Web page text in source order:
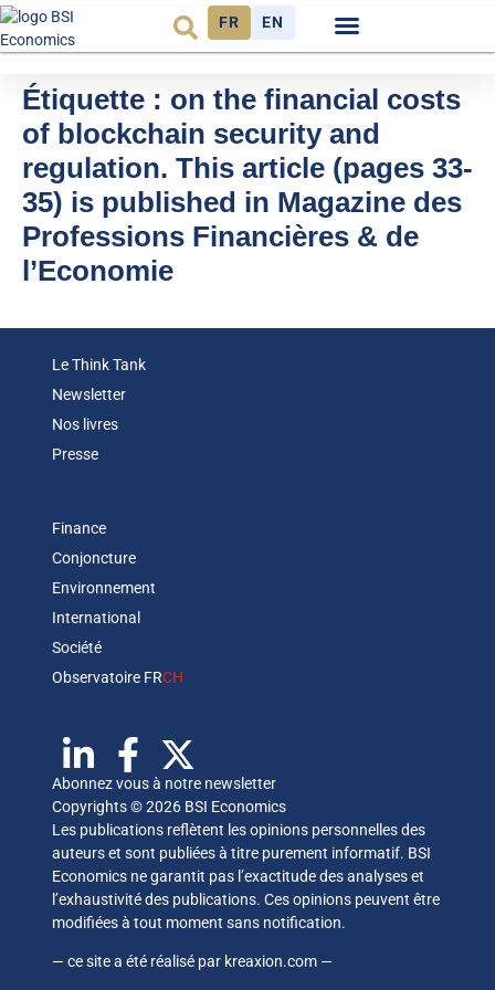
FR EN
Étiquette : on the financial costs
of blockchain security and
regulation. This article (pages 33-
35) is published in Magazine des
Professions Financières & de
l’Economie
Le Think Tank
Newsletter
Nos livres
Presse
Finance
Conjoncture
Environnement
International
Société
Observatoire FRCH
Abonnez vous à notre newsletter
Copyrights © 2026 BSI Economics
Les publications reflètent les opinions personnelles des
auteurs et sont publiées à titre purement informatif. BSI
Economics ne garantit pas l’exactitude des analyses et
l’exhaustivité des publications. Ces opinions peuvent être
modifiées à tout moment sans notification.
— ce site a été réalisé par kreaxion.com —